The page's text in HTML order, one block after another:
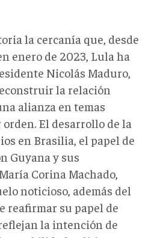
la cercanía que, desde
enero de 2023, Lula ha
Nicolás Maduro,
la relación
alianza en temas
El desarrollo de la
en Brasilia, el papel de
Guyana y sus
Corina Machado,
noticioso, además del
reafirmar su papel de
la intención de